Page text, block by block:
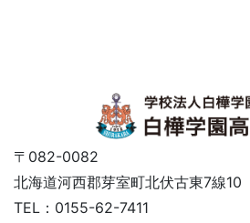
〒082-0082
北海道河西郡芽室町北伏古東7線10
TEL：0155-62-7411